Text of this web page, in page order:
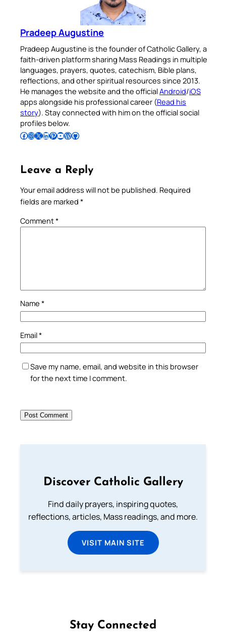
Pradeep Augustine
Pradeep Augustine is the founder of Catholic Gallery, a
faith-driven platform sharing Mass Readings in multiple
languages, prayers, quotes, catechism, Bible plans,
reflections, and other spiritual resources since 2013.
He manages the website and the officialAndroid/iOS
apps alongside his professional career (Read his
story). Stay connected with him on the official social
profiles below.
Follow Pradeep on Facebook Follow Pradeep on InstagramFollow Pradeep on X Follow Pradeep on LinkedIn Follow Pradeep on Pinterest Subscribe to Pradeep’s Youtube Channel Follow Pradeep on WordPress Follow Pradeep on GitHub
Leave a Reply
Your email address will not be published. Required
fields are marked *
Comment*
Name *
Email*
Save my name, email, and website in this browser
for the next time I comment.
Discover Catholic Gallery
Find daily prayers, inspiring quotes,
reflections, articles, Mass readings, and more.
VISIT MAIN SITE
Stay Connected